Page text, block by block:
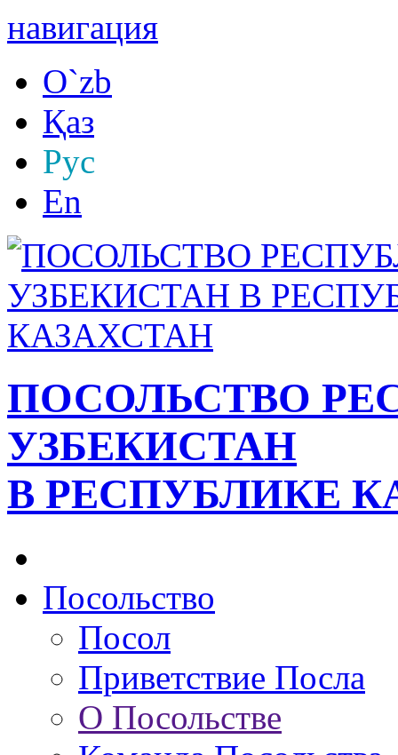
навигация
O`zb
Қаз
Рус
En
ПОСОЛЬСТВО
УЗБЕКИСТАН
В РЕСПУБЛИКЕ
Посольство
Посол
Приветствие Посла
О Посольстве